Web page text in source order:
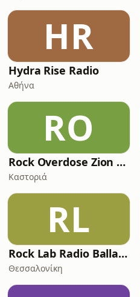
HR
Hydra Rise Radio
Αθήνα
RO
Rock Overdose Zion Radio
Καστοριά
RL
Rock Lab Radio Ballads
Θεσσαλονίκη